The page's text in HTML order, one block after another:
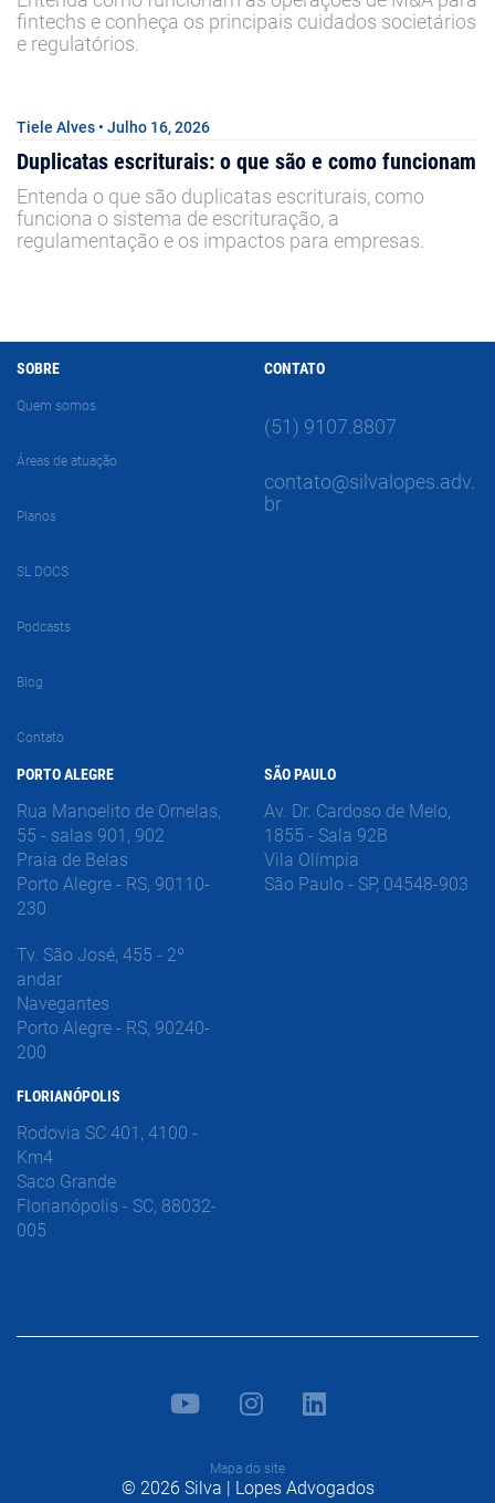
fintechs e conheça os principais cuidados societários
e regulatórios.
Tiele Alves • Julho 16, 2026
Duplicatas escriturais: o que são e como funcionam
Entenda o que são duplicatas escriturais, como
funciona o sistema de escrituração, a
regulamentação e os impactos para empresas.
SOBRE
Quem somos
Áreas de atuação
Planos
SL DOCS
Podcasts
Blog
Contato
CONTATO
(51) 9107.8807
contato@silvalopes.adv.
br
PORTO ALEGRE
Rua Manoelito de Ornelas,
55 - salas 901, 902
Praia de Belas
Porto Alegre - RS, 90110-
230
Tv. São José, 455 - 2º
andar
Navegantes
Porto Alegre - RS, 90240-
200
FLORIANÓPOLIS
Rodovia SC 401, 4100 -
Km4
Saco Grande
Florianópolis - SC, 88032-
005
SÃO PAULO
Av. Dr. Cardoso de Melo,
1855 - Sala 92B
Vila Olímpia
São Paulo - SP, 04548-903
Mapa do site
© 2026 Silva | Lopes Advogados